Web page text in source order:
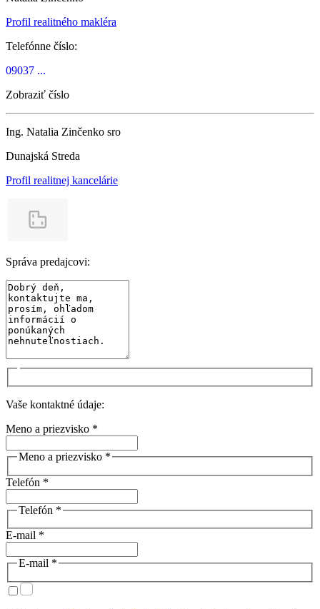
Profil realitného makléra
Telefónne číslo:
09037 ...
Zobraziť číslo
Ing. Natalia Zinčenko sro
Dunajská Streda
Profil realitnej kancelárie
Správa predajcovi:
Vaše kontaktné údaje:
Meno a priezvisko *
Meno a priezvisko *
Telefón *
Telefón *
E-mail *
E-mail *